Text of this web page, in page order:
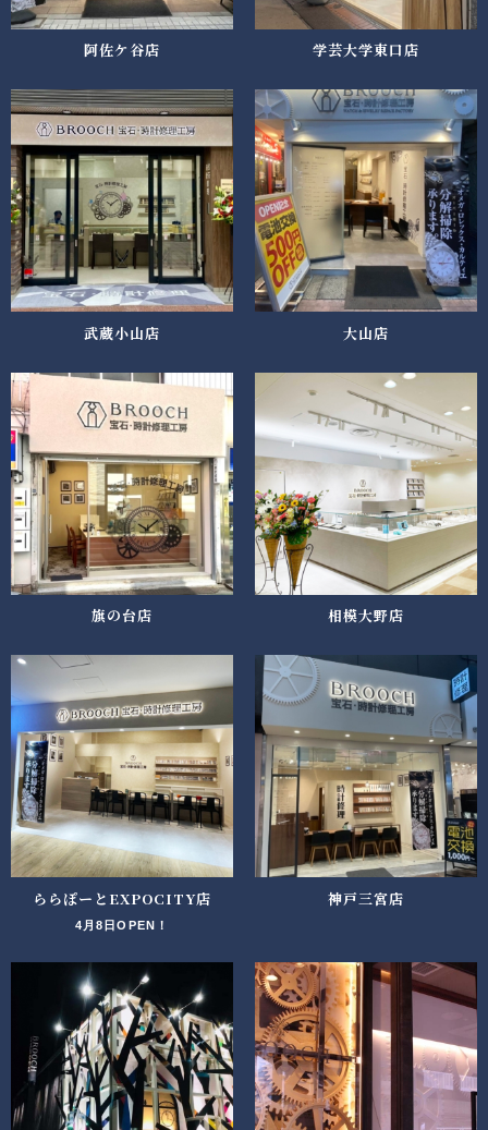
阿佐ケ谷店 学芸大学東口店
武蔵小山店 大山店
旗の台店 相模大野店
ららぽーとEXPOCITY店
4月8日OPEN！
神戸三宮店